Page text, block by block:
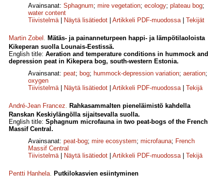
Avainsanat: Sphagnum; mire vegetation; ecology; plateau bog;
water content
Tiivistelmä| Näytä lisätiedot Artikkeli PDF-muodossa| Tekijät
Martin Zobel . Mätäs- ja painanneturpeen happi- ja lämpötilaoloista
Kikeperan suolla Lounais-Eestissä.
English title: Aeration and temperature conditions in hummock and
depression peat in Kikepera bog, south-western Estonia.
Avainsanat: peat; bog; hummock-depression variation; aeration;
oxygen
Tiivistelmä| Näytä lisätiedot Artikkeli PDF-muodossa| Tekijä
André-Jean Francez. Rahkasammalten pieneläimistö kahdella
Ranskan Keskiylängölla sijaitsevalla suolla.
English title: Sphagnum microfauna in two peat-bogs of the French
Massif Central.
Avainsanat: peat-bog; mire ecosystem; microfauna; French
Massif Central
Tiivistelmä| Näytä lisätiedot Artikkeli PDF-muodossa| Tekijä
Pentti Hanhela. Putkilokasvien esiintyminen